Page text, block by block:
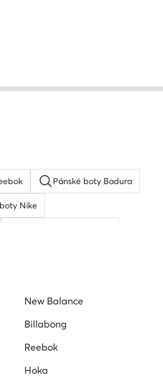
Pánské boty Badura
Nike
New Balance
Billabong
Reebok
Hoka